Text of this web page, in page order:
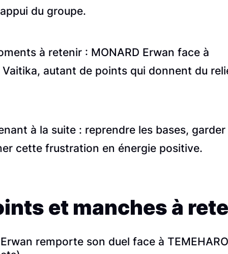
du groupe.
à retenir : MONARD Erwan face à
Vaitika, autant de points qui donnent du
à la suite : reprendre les bases,
cette frustration en énergie positive.
et manches à
remporte son duel face à